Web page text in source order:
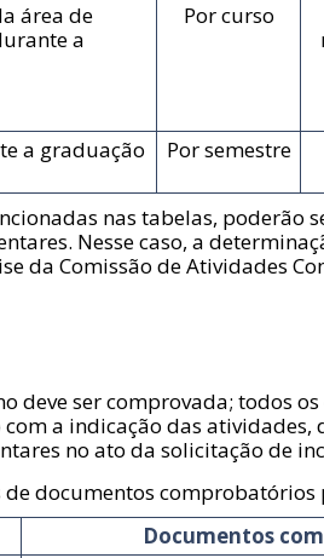
área de
a
Por curso
a graduação Por semestre
nas tabelas, poderão
Nesse caso, a
da Comissão de Atividades
deve ser comprovada; todos
a indicação das atividades,
no ato da solicitação de
documentos
Documentos